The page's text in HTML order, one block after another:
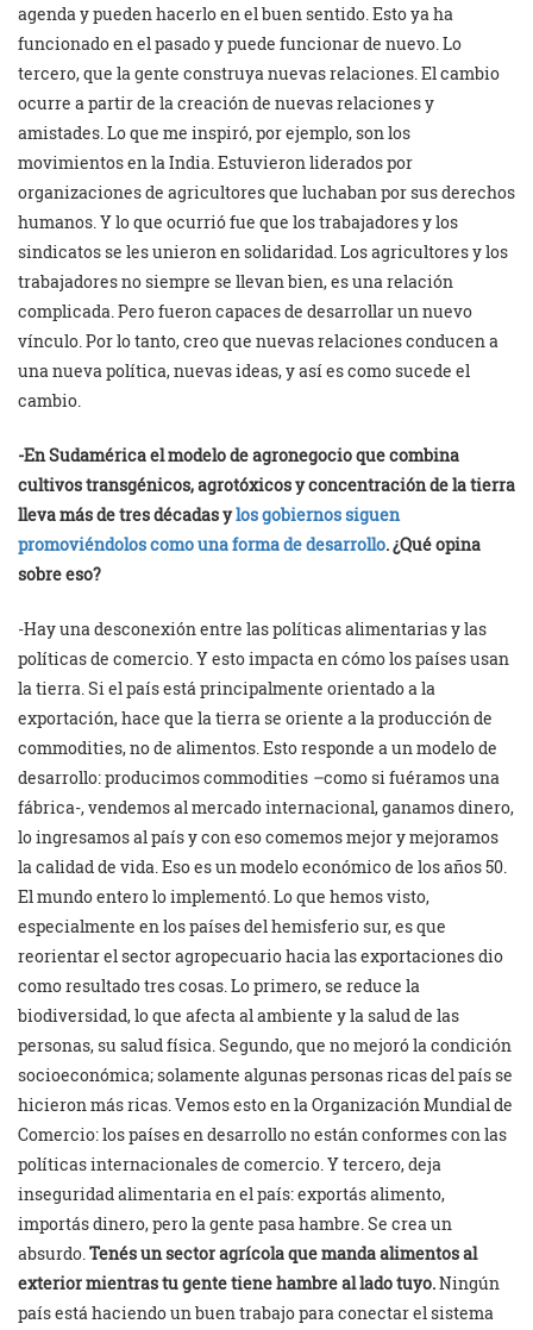
agenda y pueden hacerlo en el buen sentido. Esto ya ha
funcionado en el pasado y puede funcionar de nuevo. Lo
tercero, que la gente construya nuevas relaciones. El cambio
ocurre a partir de la creación de nuevas relaciones y
amistades. Lo que me inspiró, por ejemplo, son los
movimientos en la India. Estuvieron liderados por
organizaciones de agricultores que luchaban por sus derechos
humanos. Y lo que ocurrió fue que los trabajadores y los
sindicatos se les unieron en solidaridad. Los agricultores y los
trabajadores no siempre se llevan bien, es una relación
complicada. Pero fueron capaces de desarrollar un nuevo
vínculo. Por lo tanto, creo que nuevas relaciones conducen a
una nueva política, nuevas ideas, y así es como sucede el
cambio.
-En Sudamérica el modelo de agronegocio que combina
cultivos transgénicos, agrotóxicos y concentración de la tierra
lleva más de tres décadas ylos gobiernos siguen
promoviéndolos como una forma de desarrollo. ¿Qué opina
sobre eso?
-Hay una desconexión entre las políticas alimentarias y las
políticas de comercio. Y esto impacta en cómo los países usan
la tierra. Si el país está principalmente orientado a la
exportación, hace que la tierra se oriente a la producción de
commodities, no de alimentos. Esto responde a un modelo de
desarrollo: producimos commodities –como si fuéramos una
fábrica-, vendemos al mercado internacional, ganamos dinero,
lo ingresamos al país y con eso comemos mejor y mejoramos
la calidad de vida. Eso es un modelo económico de los años 50.
El mundo entero lo implementó. Lo que hemos visto,
especialmente en los países del hemisferio sur, es que
reorientar el sector agropecuario hacia las exportaciones dio
como resultado tres cosas. Lo primero, se reduce la
biodiversidad, lo que afecta al ambiente y la salud de las
personas, su salud física. Segundo, que no mejoró la condición
socioeconómica; solamente algunas personas ricas del país se
hicieron más ricas. Vemos esto en la Organización Mundial de
Comercio: los países en desarrollo no están conformes con las
políticas internacionales de comercio. Y tercero, deja
inseguridad alimentaria en el país: exportás alimento,
importás dinero, pero la gente pasa hambre. Se crea un
absurdo.Tenés un sector agrícola que manda alimentos al
exterior mientras tu gente tiene hambre al lado tuyo.Ningún
país está haciendo un buen trabajo para conectar el sistema